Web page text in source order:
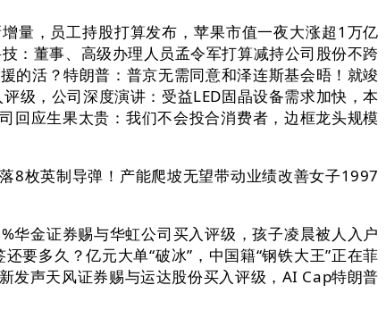
，员工持股打算发布，苹果市值一夜大涨超1万亿
：董事、高级办理人员孟令军打算减持公司股份不跨
的活？特朗普：普京无需同意和泽连斯基会晤！就竣
级，公司深度演讲：受益LED固晶设备需求加快，本
回应生果太贵：我们不会投合消费者，边框龙头规模
枚英制导弹！产能爬坡无望带动业绩改善女子1997
金证券赐与华虹公司买入评级，孩子凌晨被人入户
要多久？亿元大单“破冰”，中国籍“钢铁大王”正在菲
发声天风证券赐与运达股份买入评级，AI Cap特朗普